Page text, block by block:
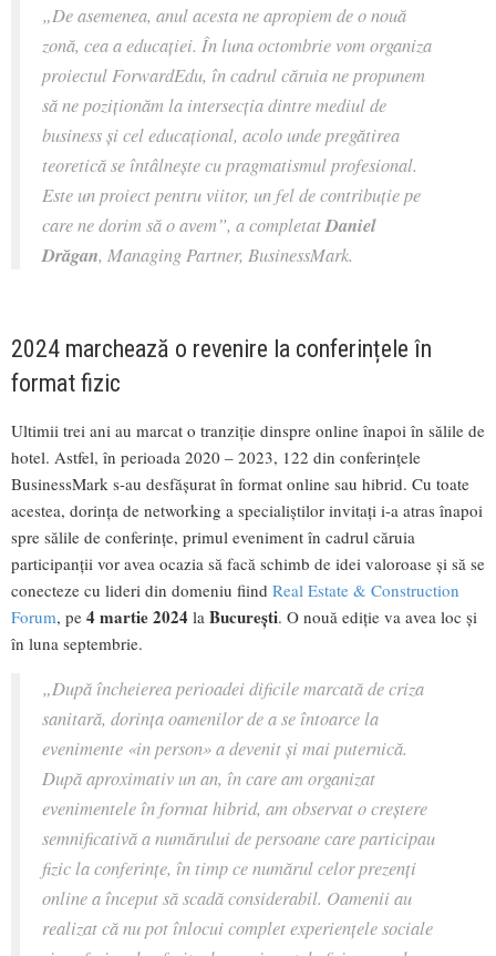
„De asemenea, anul acesta ne apropiem de o nouă
zonă, cea a educației. În luna octombrie vom organiza
proiectul ForwardEdu, în cadrul căruia ne propunem
să ne poziționăm la intersecția dintre mediul de
business și cel educațional, acolo unde pregătirea
teoretică se întâlnește cu pragmatismul profesional.
Este un proiect pentru viitor, un fel de contribuție pe
care ne dorim să o avem”, a completatDaniel
Drăgan, Managing Partner, BusinessMark.
2024 marchează o revenire la conferințele în
format fizic
Ultimii trei ani au marcat o tranziție dinspre online înapoi în sălile de
hotel. Astfel, în perioada 2020 – 2023, 122 din conferințele
BusinessMark s-au desfășurat în format online sau hibrid. Cu toate
acestea, dorința de networking a specialiștilor invitați i-a atras înapoi
spre sălile de conferințe, primul eveniment în cadrul căruia
participanții vor avea ocazia să facă schimb de idei valoroase și să se
conecteze cu lideri din domeniu fiind Real Estate & Construction
Forum, pe 4 martie 2024 la București. O nouă ediție va avea loc și
în luna septembrie.
„După încheierea perioadei dificile marcată de criza
sanitară, dorința oamenilor de a se întoarce la
evenimente «in person» a devenit și mai puternică.
După aproximativ un an, în care am organizat
evenimentele în format hibrid, am observat o creștere
semnificativă a numărului de persoane care participau
fizic la conferințe, în timp ce numărul celor prezenți
online a început să scadă considerabil. Oamenii au
realizat că nu pot înlocui complet experiențele sociale